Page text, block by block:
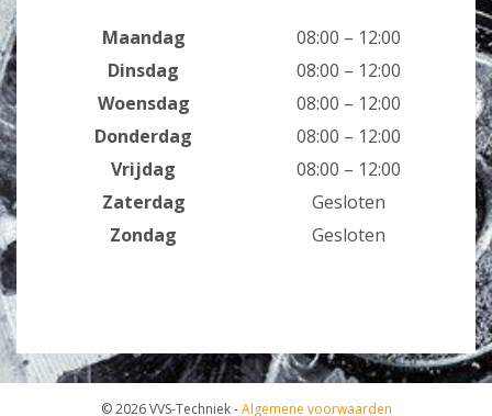
Maandag
Dinsdag
Woensdag
Donderdag
Vrijdag
Zaterdag
Zondag
08:00 – 12:00
08:00 – 12:00
08:00 – 12:00
08:00 – 12:00
08:00 – 12:00
Gesloten
Gesloten
© 2026 VVS-Techniek -Algemene voorwaarden